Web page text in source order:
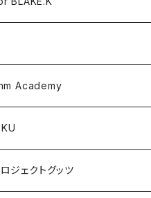
ダーAcademy
ジェクトグッツ